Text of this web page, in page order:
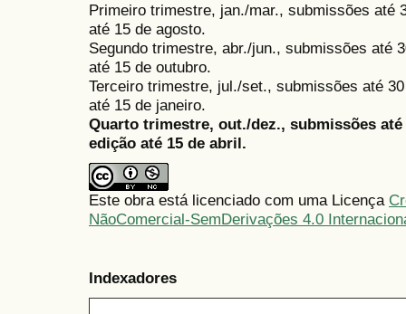
Primeiro trimestre, jan./mar., submissões até
até 15 de agosto.
Segundo trimestre, abr./jun., submissões até
até 15 de outubro.
Terceiro trimestre, jul./set., submissões até
até 15 de janeiro.
Quarto trimestre, out./dez., submissões
edição até 15 de abril.
Este obra está licenciado com uma Licença
NãoComercial-SemDerivações 4.0
Indexadores